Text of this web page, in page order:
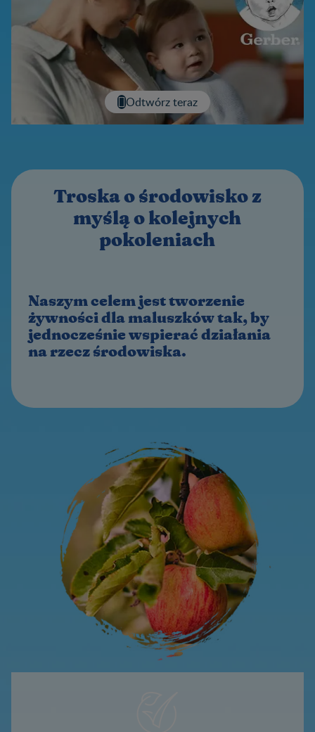
Odtwórz teraz
Troska o środowisko z
myślą o kolejnych
pokoleniach
Naszym celem jest tworzenie
żywności dla maluszków tak, by
jednocześnie ​wspierać działania
na rzecz środowiska.​